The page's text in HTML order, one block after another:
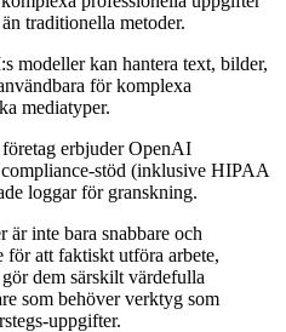
traditionella metoder.
modeller kan hantera text, bilder,
för komplexa
mediatyper.
erbjuder OpenAI
stöd (inklusive HIPAA
loggar för granskning.
är inte bara snabbare och
för att faktiskt utföra arbete,
dem särskilt värdefulla
som behöver verktyg som
uppgifter.